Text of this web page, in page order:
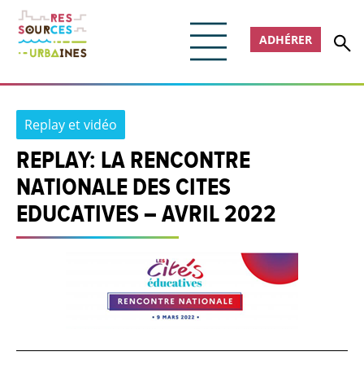
ADHÉRER
Replay et vidéo
REPLAY: LA RENCONTRE
NATIONALE DES CITES
EDUCATIVES – AVRIL 2022